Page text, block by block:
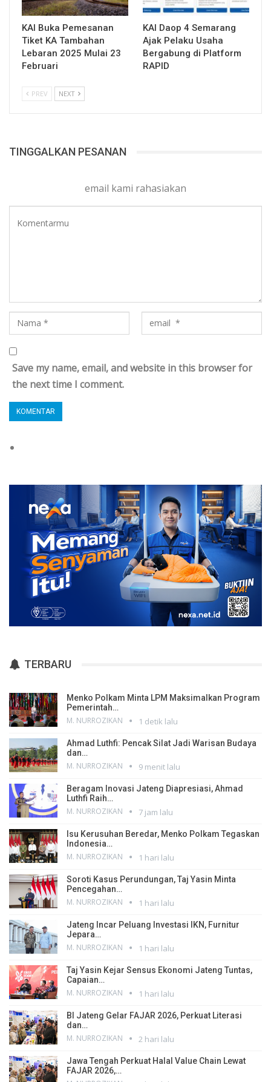
KAI Buka Pemesanan
Tiket KA Tambahan
Lebaran 2025 Mulai 23
Februari
KAI Daop 4 Semarang
Ajak Pelaku Usaha
Bergabung di Platform
RAPID
PREV NEXT
TINGGALKAN PESANAN
email kami rahasiakan
Save my name, email, and website in this browser for
the next time I comment.
TERBARU
Menko Polkam Minta LPM Maksimalkan Program
Pemerintah…
M. NURROZIKAN 1 detik lalu
Ahmad Luthfi: Pencak Silat Jadi Warisan Budaya
dan…
M. NURROZIKAN 9 menit lalu
Beragam Inovasi Jateng Diapresiasi, Ahmad
Luthfi Raih…
M. NURROZIKAN 7 jam lalu
Isu Kerusuhan Beredar, Menko Polkam Tegaskan
Indonesia…
M. NURROZIKAN 1 hari lalu
Soroti Kasus Perundungan, Taj Yasin Minta
Pencegahan…
M. NURROZIKAN 1 hari lalu
Jateng Incar Peluang Investasi IKN, Furnitur
Jepara…
M. NURROZIKAN 1 hari lalu
Taj Yasin Kejar Sensus Ekonomi Jateng Tuntas,
Capaian…
M. NURROZIKAN 1 hari lalu
BI Jateng Gelar FAJAR 2026, Perkuat Literasi
dan…
M. NURROZIKAN 2 hari lalu
Jawa Tengah Perkuat Halal Value Chain Lewat
FAJAR 2026,…